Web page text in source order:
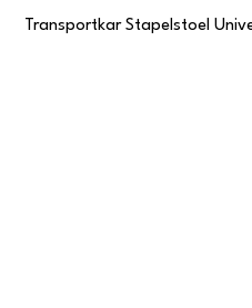
Transportkar Stapelstoel